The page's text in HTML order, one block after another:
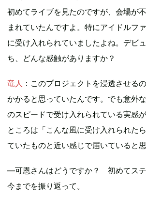
初めてライブを見たのですが、会場が
まれていたんですよ。特にアイドルフ
に受け入れられていましたよね。デビ
ち、どんな感触がありますか？
竜人 ：このプロジェクトを浸透させる
かかると思っていたんです。でも意外
のスピードで受け入れられている実感
ところは「こんな風に受け入れられた
ていたものと近い感じで届いていると思
―可恩さんはどうですか？ 初めてステ
今までを振り返って。